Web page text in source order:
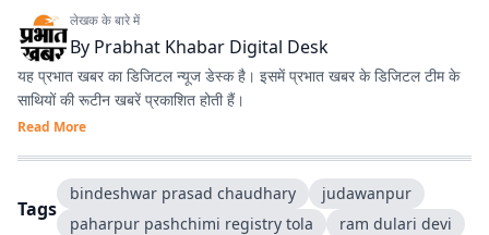
लेखक के बारे में
By Prabhat Khabar Digital Desk
यह प्रभात खबर का डिजिटल न्यूज डेस्क है। इसमें प्रभात खबर के डिजिटल टीम के
साथियों की रूटीन खबरें प्रकाशित होती हैं।
Read More
Tags
bindeshwar prasad chaudhary
judawanpur
paharpur pashchimi registry tola
ram dulari devi